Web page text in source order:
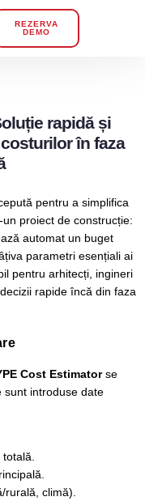
REZERVA
DEMO
rapidă și
în faza
pentru a simplifica
proiect de construcție:
automat un buget
parametri esențiali ai
pentru arhitecți, ingineri
rapide încă din faza
Cost Estimatorse
sunt introduse date
totală.
rurală, climă).